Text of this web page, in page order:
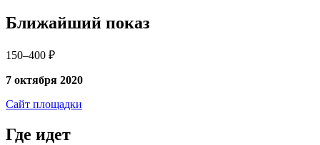
Ближайший показ
150–400 ₽
7 октября 2020
Сайт площадки
Где идет